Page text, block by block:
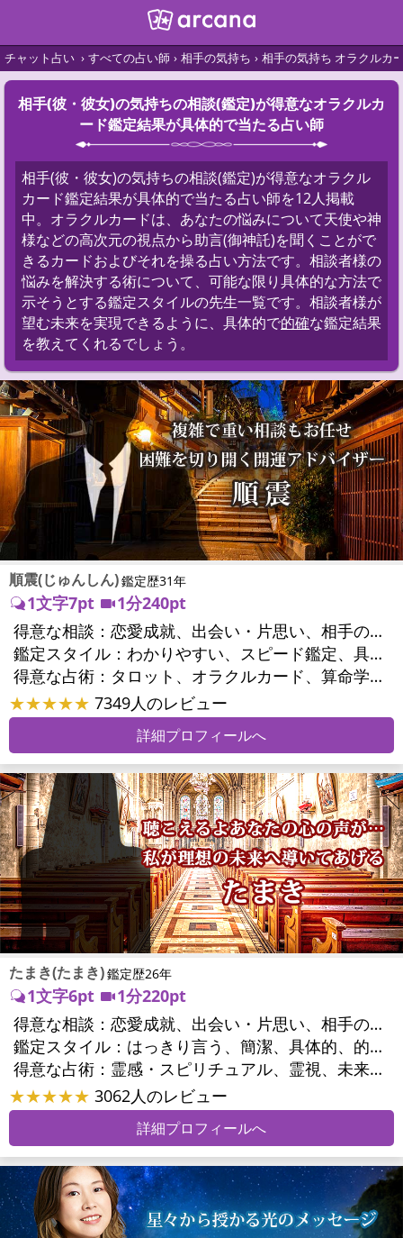
チャット占い すべての占い師 相手の気持ち 相手の気持ち オラクルカ
相手(彼・彼女)の気持ちの相談(鑑定)が得意なオラクルカ
ード鑑定結果が具体的で当たる占い師
相手(彼・彼女)の気持ちの相談(鑑定)が得意なオラクル
カード鑑定結果が具体的で当たる占い師を12人掲載
中。オラクルカードは、あなたの悩みについて天使や神
様などの高次元の視点から助言(御神託)を聞くことがで
きるカードおよびそれを操る占い方法です。相談者様の
悩みを解決する術について、可能な限り具体的な方法で
示そうとする鑑定スタイルの先生一覧です。相談者様が
望む未来を実現できるように、具体的で的確な鑑定結果
を教えてくれるでしょう。
順震(じゅんしん)鑑定歴31年
1文字7pt
1分240pt
得意な相談：
恋愛成就、出会い・片思い、相手の気持ち、相性、縁結び、結婚、男心・女心、二人の今後、複雑な恋愛、三角関係、浮気、不倫、離婚、家庭問題、夫婦問題、相続関係、方位、開運指導、金運
鑑定スタイル：
わかりやすい、スピード鑑定、具体的、的確、納得感、とても話しやすい、勇気をくれる、実力派
得意な占術：
タロット、オラクルカード、算命学、風水、姓名判断、九星気学、四柱推命、占星術、数秘術、易学、手相、人相(顔相)、縁結び
★★★★★ 7349人のレビュー
詳細プロフィールへ
たまき(たまき)鑑定歴26年
1文字6pt
1分220pt
得意な相談：
恋愛成就、出会い・片思い、相手の気持ち、相性、結婚、男心・女心、二人の今後、複雑な恋愛、三角関係、浮気、不倫、復活愛、復縁、離婚、同性愛・LGBT、人間関係、職場の人間関係、対人関係、仕事運、適職、天職、転職、進路、就職、人生全般、使命、経営相談、人事、開業、夢、目標、ビジネスチャンス、ビジネスパートナー、パワーハラスメント、セクシャルハラスメント、家族関係、夫婦関係、家庭問題、夫婦問題、親族問題、育児・子育て、シングルマザー、相続関係、美容、心の問題、トラウマ、ストレス、人生相談、霊的問題、ご先祖様、守護霊様、魂の本質、前世、来世、引越し・転居、方位、開運指導、健康運、金運、金銭トラブル、ご近所問題
鑑定スタイル：
はっきり言う、簡潔、具体的、的確、情報量が多い、友達のように相談できる、聞き上手、とても話しやすい、愛にあふれ温かい、深く濃厚、勇気をくれる、前向き・元気になれる、実力派
得意な占術：
霊感・スピリチュアル、霊視、未来予知、前世・来世、波動修正、タロット、オラクルカード、風水、占星術、カウンセリング
★★★★★ 3062人のレビュー
詳細プロフィールへ